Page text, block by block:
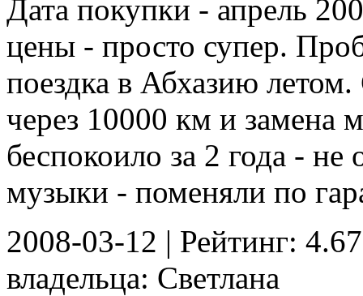
Дата покупки - апрель
цены - просто супер.
поездка в Абхазию
через 10000 км и замена
беспокоило за 2 года - не
музыки - поменяли по
2008-03-12 | Рейтинг:
владельца: Светлана